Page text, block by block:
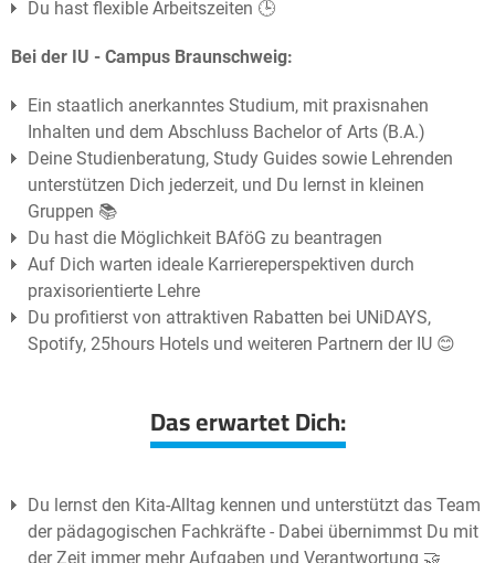
Du hast flexible Arbeitszeiten 🕒
Bei der IU - Campus Braunschweig:
Ein staatlich anerkanntes Studium, mit praxisnahen
Inhalten und dem Abschluss Bachelor of Arts (B.A.)
Deine Studienberatung, Study Guides sowie Lehrenden
unterstützen Dich jederzeit, und Du lernst in kleinen
Gruppen 📚
Du hast die Möglichkeit BAföG zu beantragen
Auf Dich warten ideale Karriereperspektiven durch
praxisorientierte Lehre
Du profitierst von attraktiven Rabatten bei UNiDAYS,
Spotify, 25hours Hotels und weiteren Partnern der IU 😊
Das erwartet Dich:
Du lernst den Kita-Alltag kennen und unterstützt das Team
der pädagogischen Fachkräfte - Dabei übernimmst Du mit
der Zeit immer mehr Aufgaben und Verantwortung 🤝